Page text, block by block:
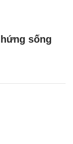
sống